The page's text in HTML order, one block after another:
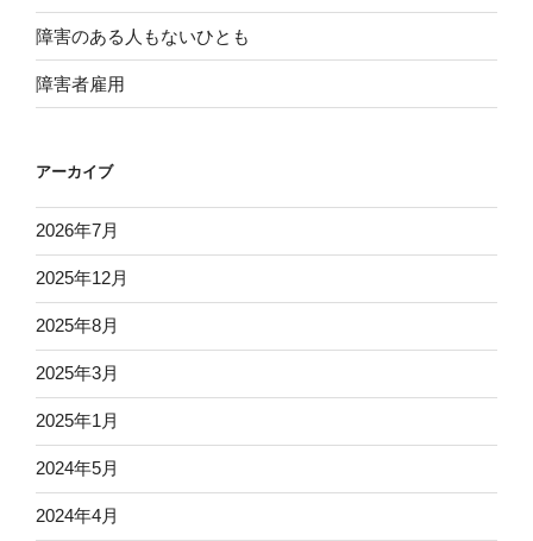
障害のある人もないひとも
障害者雇用
アーカイブ
2026年7月
2025年12月
2025年8月
2025年3月
2025年1月
2024年5月
2024年4月